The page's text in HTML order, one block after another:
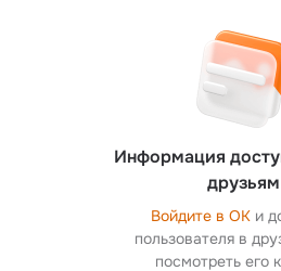
Информация
друзьям
Войдите в ОК и
пользователя в
посмотреть его